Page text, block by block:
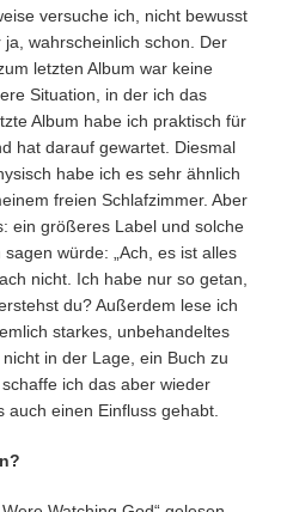
versuche ich, nicht bewusst
wahrscheinlich schon. Der
letzten Album war keine
Situation, in der ich das
Album habe ich praktisch für
hat darauf gewartet. Diesmal
habe ich es sehr ähnlich
freien Schlafzimmer. Aber
ein größeres Label und solche
würde: „Ach, es ist alles
nicht. Ich habe nur so getan,
du? Außerdem lese ich
starkes, unbehandeltes
in der Lage, ein Buch zu
ich das aber wieder
einen Einfluss gehabt.